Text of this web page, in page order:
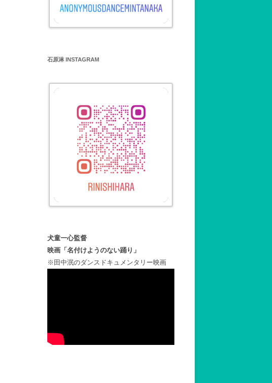
石原淋 INSTAGRAM
犬童一心監督
映画「名付けようのない踊り」
※田中泯のダンスドキュメンタリー映画